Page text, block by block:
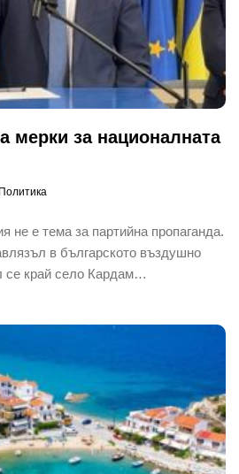
мерки за националната
Политика
не е тема за партийна пропаганда.
в българското въздушно
се край село Кардам…